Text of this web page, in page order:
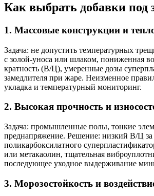
Как выбрать добавки под
1. Массовые конструкции и
Задача: не допустить температурных
с золой-уноса или шлаком, пониженная
кратность (В/Ц), умеренные дозы
замедлителя при жаре. Неизменное
укладка и температурный мониторинг.
2. Высокая прочность и
Задача: промышленные полы, тонкие
преднапряжение. Решение: низкий В/Ц за
поликарбоксилатного
или метакаолин, тщательная
последующее уходное выдерживание
3. Морозостойкость и